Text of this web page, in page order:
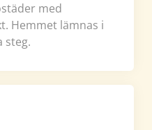
med
Hemmet lämnas i
steg.